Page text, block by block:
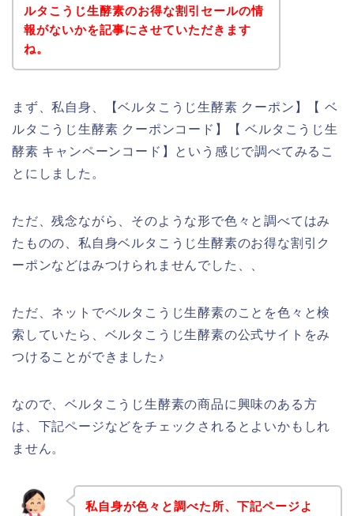
ルタこうじ生酵素のお得な割引セールの情
報がないかを記事にさせていただきます
ね。
まず、私自身、【ベルタこうじ生酵素 クーポン】【 ベ
ルタこうじ生酵素 クーポンコード】【 ベルタこうじ生
酵素 キャンペーンコード】という感じで調べてみるこ
とにしました。
ただ、残念ながら、そのような形で色々と調べてはみ
たものの、私自身ベルタこうじ生酵素のお得な割引ク
ーポンなどはみつけられませんでした、、
ただ、ネットでベルタこうじ生酵素のことを色々と検
索していたら、ベルタこうじ生酵素の公式サイトをみ
つけることができました♪
なので、ベルタこうじ生酵素の商品に興味のある方
は、下記ページなどをチェックされるとよいかもしれ
ません。
私自身が色々と調べた所、下記ページよ